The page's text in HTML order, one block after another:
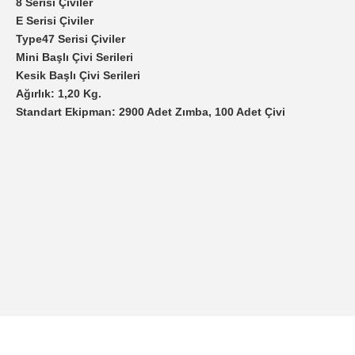
E Serisi Çiviler
Type47 Serisi Çiviler
Mini Başlı Çivi Serileri
Kesik Başlı Çivi Serileri
Ağırlık: 1,20 Kg.
Standart Ekipman: 2900 Adet Zımba, 100 Adet Çivi